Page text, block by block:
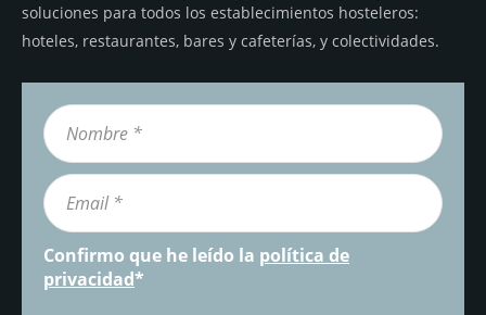
soluciones para todos los establecimientos hosteleros:
hoteles, restaurantes, bares y cafeterías, y colectividades.
Confirmo que he leído la política de
privacidad*